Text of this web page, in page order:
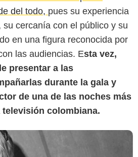
del todo, pues su experiencia
cercanía con el público y su
en una figura reconocida por
las audiencias. Esta vez,
presentar a las
durante la gala y
de una de las noches más
colombiana.
Colombia.com